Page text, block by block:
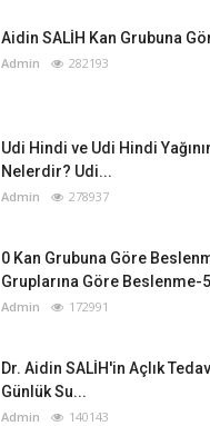
Aidin SALİH Kan Grubuna
Admin 282193
Udi Hindi ve Udi Hindi
Nelerdir? Udi...
Admin 278937
0 Kan Grubuna Göre
Gruplarına Göre Beslenme-
Admin 172991
Dr. Aidin SALİH'in Açlık
Günlük Su...
Admin 140143